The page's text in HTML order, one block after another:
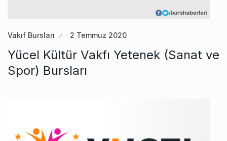
Vakıf Bursları 2 Temmuz 2020
Yücel Kültür Vakfı Yetenek (Sanat ve
Spor) Bursları